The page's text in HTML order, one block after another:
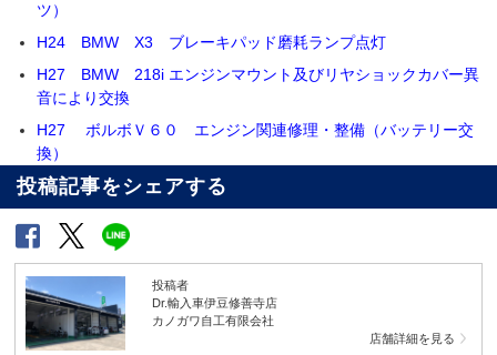
ツ）
H24 BMW X3 ブレーキパッド磨耗ランプ点灯
H27 BMW 218i エンジンマウント及びリヤショックカバー異
音により交換
H27 ボルボＶ６０ エンジン関連修理・整備（バッテリー交
換）
投稿記事をシェアする
投稿者
Dr.輸入車伊豆修善寺店
カノガワ自工有限会社
店舗詳細を見る